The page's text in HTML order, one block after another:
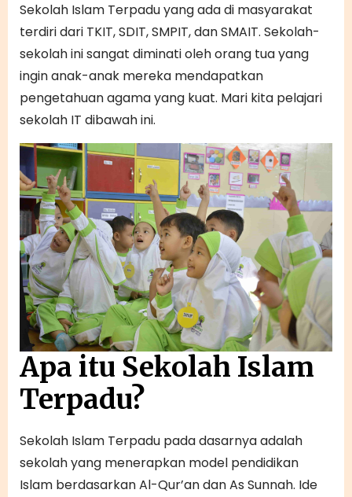
Sekolah Islam Terpadu yang ada di masyarakat
terdiri dari TKIT, SDIT, SMPIT, dan SMAIT. Sekolah-
sekolah ini sangat diminati oleh orang tua yang
ingin anak-anak mereka mendapatkan
pengetahuan agama yang kuat. Mari kita pelajari
sekolah IT dibawah ini.
Apa itu Sekolah Islam
Terpadu?
Sekolah Islam Terpadu pada dasarnya adalah
sekolah yang menerapkan model pendidikan
Islam berdasarkan Al-Qur’an dan As Sunnah. Ide